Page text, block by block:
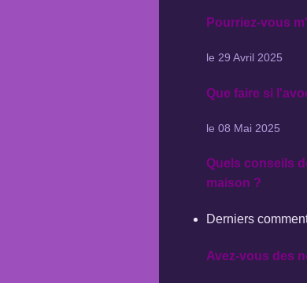
Pourriez-vous
le 29 Avril 2025
Que faire si
le 08 Mai 2025
Quels conseils
maison ?
Derniers
Avez-vous des